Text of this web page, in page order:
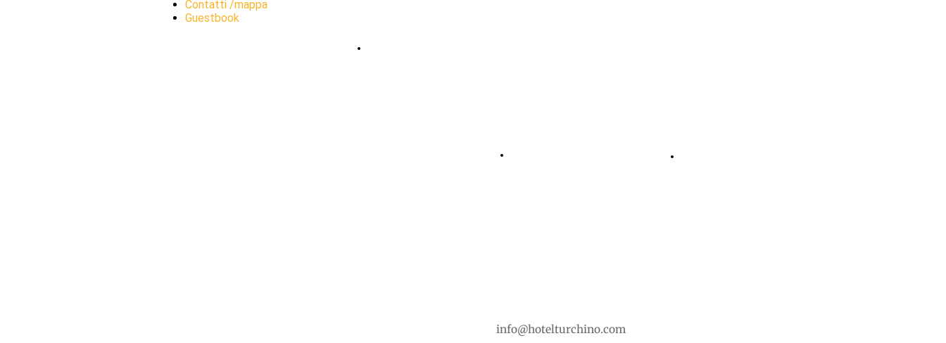
Contatti /mappa
Guestbook
info@hotelturchino.com